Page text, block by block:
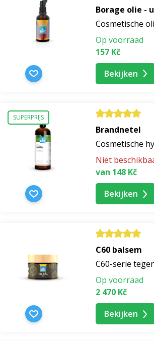
arganolie voor acne
arganolie voor pigmentvlekken
arganolie voor de race
arganolie voor het lichaam
arganolie voor haar
bernagieolie
hydrofiele olie
Borage olie -
Cosmetische
Op voorraad
157 Kč
Bekijken
SUPERPRIJS
Brandnetel
Cosmetische
Niet
van 148 Kč
Bekijken
C60 balsem
C60-serie
Op voorraad
2 470 Kč
Bekijken